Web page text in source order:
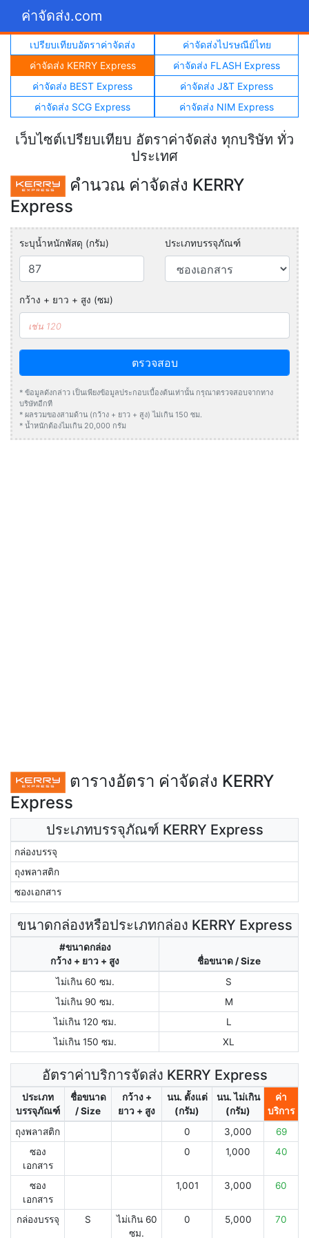
ค่าจัดส่ง.com
เปรียบเทียบอัตราค่าจัดส่ง
ค่าจัดส่งไปรษณีย์ไทย
ค่าจัดส่ง KERRY Express
ค่าจัดส่ง FLASH Express
ค่าจัดส่ง BEST Express
ค่าจัดส่ง J&T Express
ค่าจัดส่ง SCG Express
ค่าจัดส่ง NIM Express
เว็บไซต์เปรียบเทียบ อัตราค่าจัดส่ง ทุกบริษัท ทั่ว
ประเทศ
คำนวณ ค่าจัดส่ง KERRY
Express
ระบุน้ำหนักพัสดุ (กรัม) ประเภทบรรจุภัณฑ์
กว้าง + ยาว + สูง (ซม)
ตรวจสอบ
* ข้อมูลดังกล่าว เป็นเพียงข้อมูลประกอบเบื้องต้นเท่านั้น กรุณาตรวจสอบจากทาง
บริษัทอีกที
* ผลรวมของสามด้าน (กว้าง + ยาว + สูง) ไม่เกิน 150 ซม.
* น้ำหนักต้องไมเกิน 20,000 กรัม
ตารางอัตรา ค่าจัดส่ง KERRY
Express
ประเภทบรรจุภัณฑ์ KERRY Express
กล่องบรรจุ
ถุงพลาสติก
ซองเอกสาร
ขนาดกล่องหรือประเภทกล่อง KERRY Express
#ขนาดกล่อง
กว้าง + ยาว + สูง
ชื่อขนาด / Size
ไม่เกิน 60 ซม.
S
ไม่เกิน 90 ซม.
M
ไม่เกิน 120 ซม.
L
ไม่เกิน 150 ซม.
XL
อัตราค่าบริการจัดส่ง KERRY Express
ประเภท
บรรจุภัณฑ์
ชื่อขนาด
/ Size
กว้าง +
ยาว + สูง
นน. ตั้งแต่
(กรัม)
นน. ไม่เกิน
(กรัม)
ค่า
บริการ
ถุงพลาสติก
0 3,000
69
ซอง
เอกสาร
0 1,000 40
ซอง
เอกสาร
1,001 3,000 60
กล่องบรรจุ S
ไม่เกิน 60
ซม.
0 5,000 70